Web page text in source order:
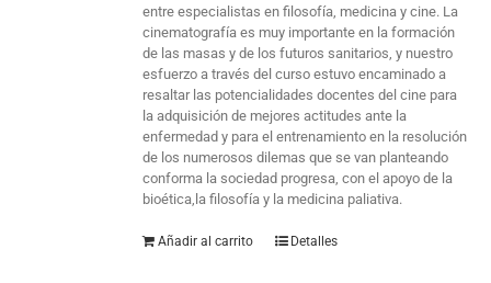
entre especialistas en filosofía, medicina y cine. La
cinematografía es muy importante en la formación
de las masas y de los futuros sanitarios, y nuestro
esfuerzo a través del curso estuvo encaminado a
resaltar las potencialidades docentes del cine para
la adquisición de mejores actitudes ante la
enfermedad y para el entrenamiento en la resolución
de los numerosos dilemas que se van planteando
conforma la sociedad progresa, con el apoyo de la
bioética,la filosofía y la medicina paliativa.
Añadir al carrito Detalles